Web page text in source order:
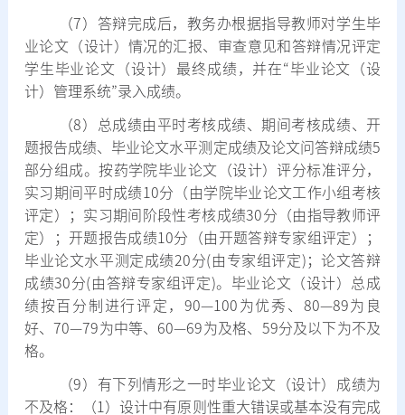
（7）答辩完成后，教务办根据指导教师对学生毕
业论文（设计）情况的汇报、审查意见和答辩情况评定
学生毕业论文（设计）最终成绩，并在“毕业论文（设
计）管理系统”录入成绩。
（8）总成绩由平时考核成绩、期间考核成绩、开
题报告成绩、毕业论文水平测定成绩及论文问答辩成绩5
部分组成。按药学院毕业论文（设计）评分标准评分，
实习期间平时成绩10分（由学院毕业论文工作小组考核
评定）；实习期间阶段性考核成绩30分（由指导教师评
定）；开题报告成绩10分（由开题答辩专家组评定）；
毕业论文水平测定成绩20分( 由专家组评定) ；论文答辩
成绩30分( 由答辩专家组评定)。毕业论文（设计）总成
绩按百分制进行评定，90—100 为优秀、 80—89为良
好、70—79为中等、 60—69为及格、 59分及以下为不及
格。
（9）有下列情形之一时毕业论文（设计）成绩为
不及格：（1 ）设计中有原则性重大错误或基本没有完成